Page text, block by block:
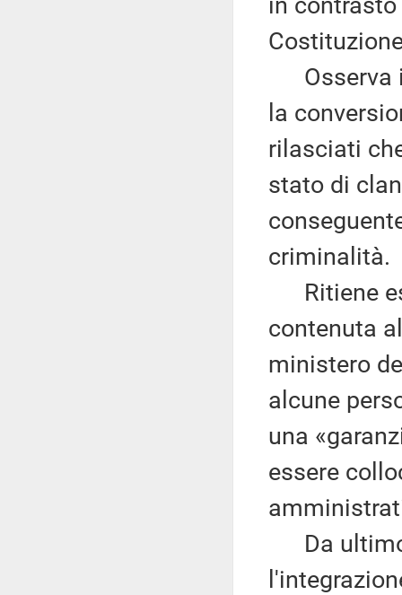
Osserva
la
rilasciati
stato di
criminalità.
Ritiene
contenuta
ministero
alcune
una
essere
Da